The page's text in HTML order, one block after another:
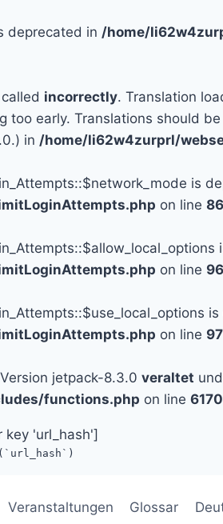
deprecated in /home/
incorrectly. Translation
too early. Translations should
in /home/li62w4zurprl/
is
on line 86
on line 96
on line 97
jetpack-8.3.0 veraltet
functions.php on line 6170
key 'url_hash']
(`url_hash`)
Veranstaltungen Glossar